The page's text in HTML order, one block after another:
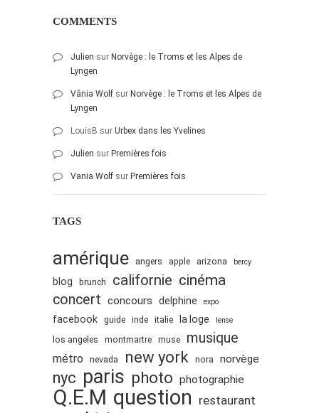
décembre 2010
novembre 2010
octobre 2010
août 2010
juillet 2010
juin 2010
avril 2010
février 2010
janvier 2010
décembre 2009
septembre 2009
août 2009
COMMENTS
Julien sur Norvège : le Troms et les Alpes de
Lyngen
Vânia Wolf sur Norvège : le Troms et les Alpes de
Lyngen
LouisB sur Urbex dans les Yvelines
Julien sur Premières fois
Vania Wolf sur Premières fois
TAGS
amérique angers apple arizona bercy
blog brunch californie cinéma
concert concours delphine expo
facebook guide inde italie la loge lense
los angeles montmartre muse musique
métro nevada new york nora norvège
nyc paris photo photographie
Q.E.M question restaurant